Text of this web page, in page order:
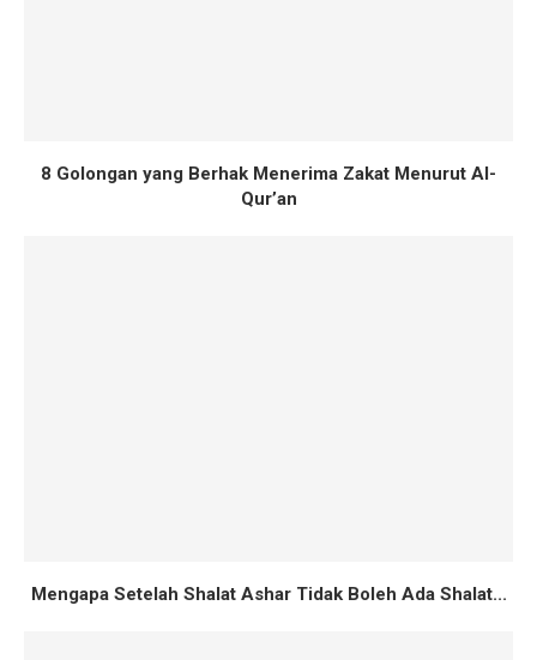
8 Golongan yang Berhak Menerima Zakat Menurut Al-
Qur’an
Mengapa Setelah Shalat Ashar Tidak Boleh Ada Shalat...